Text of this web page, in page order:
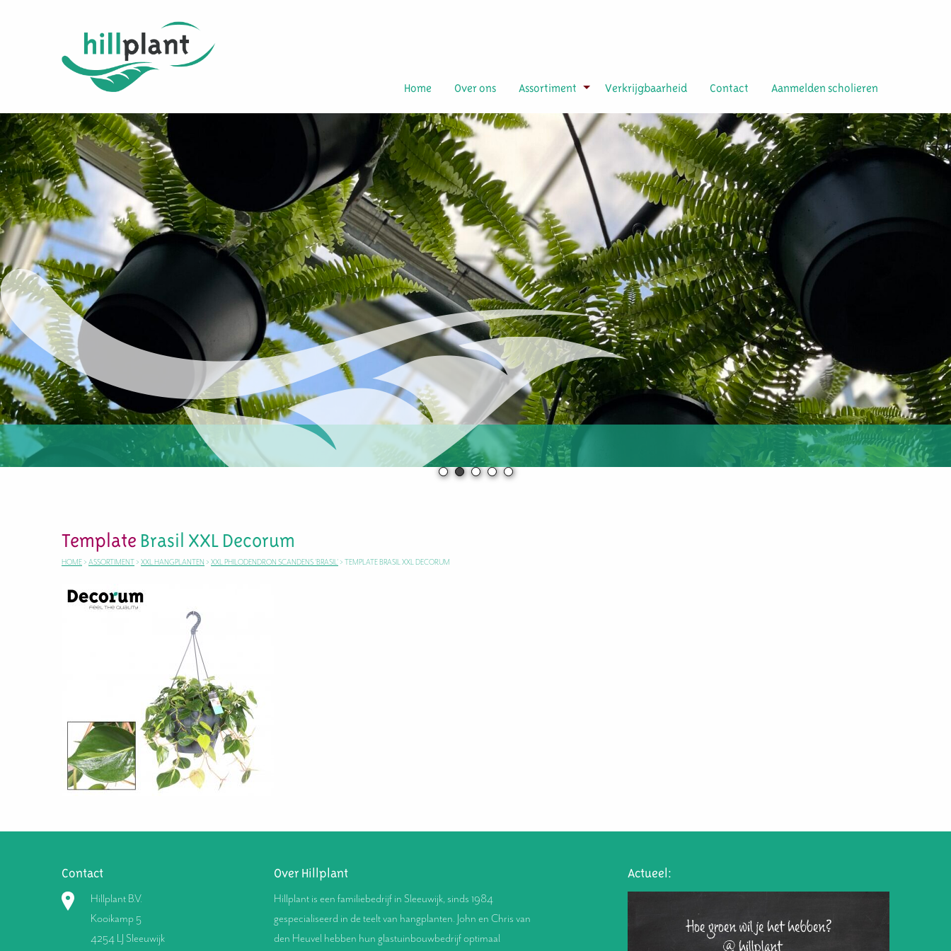
Home Over ons Assortiment Verkrijgbaarheid Contact Aanmelden scholieren
Template Brasil XXL Decorum
HOME > ASSORTIMENT > XXL HANGPLANTEN > XXL PHILODENDRON SCANDENS ‘BRASIL’ > TEMPLATE BRASIL XXL DECORUM
Contact
Hillplant B.V.
Kooikamp 5
4254 LJ Sleeuwijk
Over Hillplant
Hillplant is een familiebedrijf in Sleeuwijk, sinds 1984
gespecialiseerd in de teelt van hangplanten. John en Chris van
den Heuvel hebben hun glastuinbouwbedrijf optimaal
Actueel:
Hoe groen wil je het hebben?